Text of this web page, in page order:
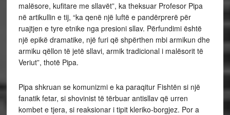
malësore, kufitare me sllavët”, ka theksuar Profesor Pipa
në artikullin e tij, “ka qenë një luftë e pandërprerë për
ruajtjen e tyre etnike nga presioni sllav. Përfundimi është
një epikë dramatike, një furi që shpërthen mbi armikun dhe
armiku qëllon të jetë sllavi, armik tradicional i malësorit të
Veriut”, thotë Pipa.
Pipa shkruan se komunizmi e ka paraqitur Fishtën si një
fanatik fetar, si shovinist të tërbuar antisllav që urren
kombet e tjera, si reaksionar i tipit kleriko-borgjez. Por a